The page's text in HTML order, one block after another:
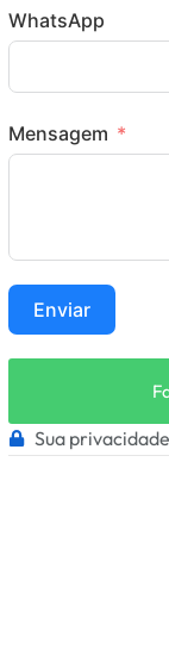
WhatsApp
Mensagem
Enviar
Sua